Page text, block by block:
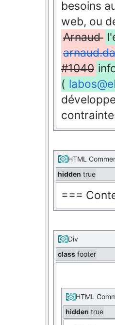
besoins
web, ou
Arnaud
#1040
(
HTML
hidden true
===
Div
class footer
HTML
hidden true